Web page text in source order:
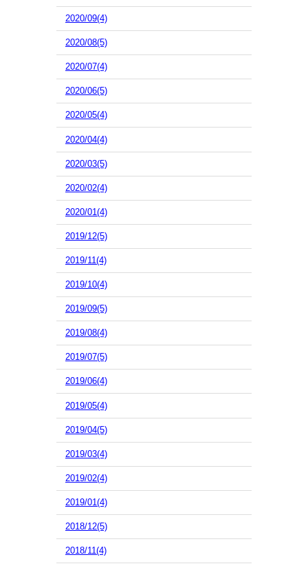
2020/09(4)
2020/08(5)
2020/07(4)
2020/06(5)
2020/05(4)
2020/04(4)
2020/03(5)
2020/02(4)
2020/01(4)
2019/12(5)
2019/11(4)
2019/10(4)
2019/09(5)
2019/08(4)
2019/07(5)
2019/06(4)
2019/05(4)
2019/04(5)
2019/03(4)
2019/02(4)
2019/01(4)
2018/12(5)
2018/11(4)